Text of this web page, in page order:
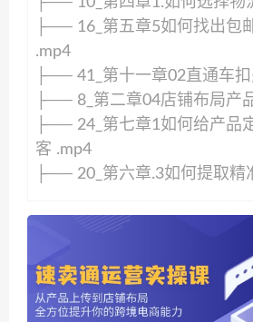
├── 16_第五章5如何找出包
.mp4
├── 41_第十一章02直通车
├── 8_第二章04店铺布局产
├── 24_第七章1如何给产品
客 .mp4
├── 20_第六章.3如何提取精